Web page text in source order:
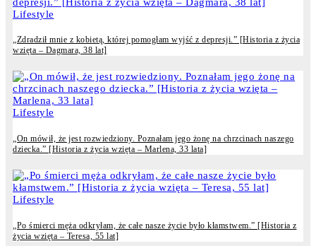
Lifestyle
„Zdradził mnie z kobietą, której pomogłam wyjść z depresji.” [Historia z życia
wzięta – Dagmara, 38 lat]
Lifestyle
„On mówił, że jest rozwiedziony. Poznałam jego żonę na chrzcinach naszego
dziecka.” [Historia z życia wzięta – Marlena, 33 lata]
Lifestyle
„Po śmierci męża odkryłam, że całe nasze życie było kłamstwem.” [Historia z
życia wzięta – Teresa, 55 lat]